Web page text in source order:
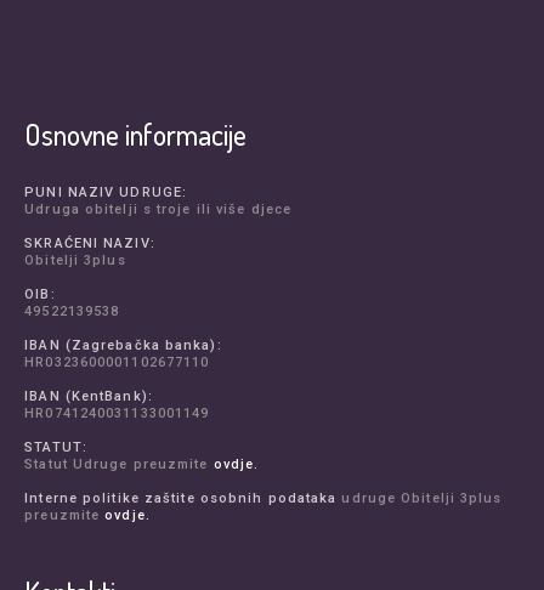
Osnovne informacije
PUNI NAZIV UDRUGE:
Udruga obitelji s troje ili više djece
SKRAĆENI NAZIV:
Obitelji 3plus
OIB:
49522139538
IBAN (Zagrebačka banka):
HR0323600001102677110
IBAN (KentBank):
HR0741240031133001149
STATUT:
Statut Udruge preuzmite ovdje.
Interne politike zaštite osobnih podataka udruge Obitelji 3plus
preuzmiteovdje.